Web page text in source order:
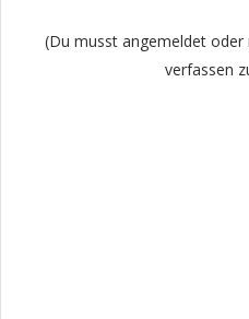
(Du musst angemeldet
verfassen